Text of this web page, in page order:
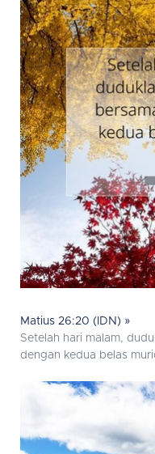
Matius 26:20 (IDN) »
Setelah hari malam,
dengan kedua belas